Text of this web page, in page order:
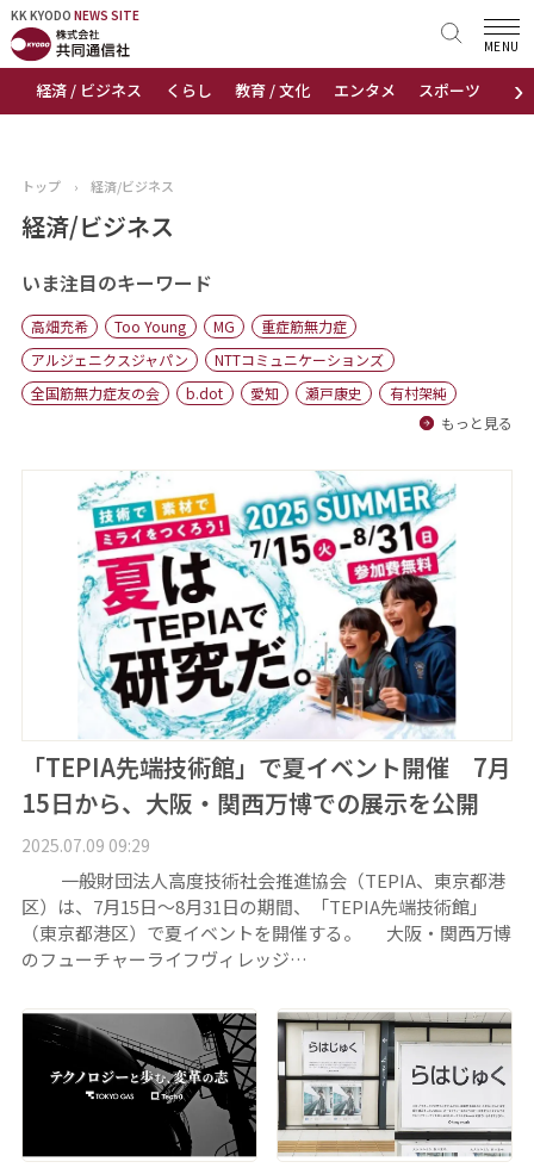
KK KYODO NEWS SITE
›
経済 / ビジネス くらし 教育 / 文化 エンタメ スポーツ 地域
MENU
KK KYODONEWS SITE
トップページ
ニュース
おすすめコンテンツ
出版物
会社概要
トップ › 経済/ビジネス
経済/ビジネス
いま注目のキーワード
高畑充希 Too Young MG
重症筋無力症
アルジェニクスジャパン
NTTコミュニケーションズ
全国筋無力症友の会
b.dot 愛知 瀬戸康史
有村架純
もっと見る
「TEPIA先端技術館」で夏イベント開催 7月
15日から、大阪・関西万博での展示を公開
2025.07.09 09:29
一般財団法人高度技術社会推進協会（TEPIA、東京都港
区）は、7月15日～8月31日の期間、「TEPIA先端技術館」
（東京都港区）で夏イベントを開催する。 大阪・関西万博
のフューチャーライフヴィレッジ…